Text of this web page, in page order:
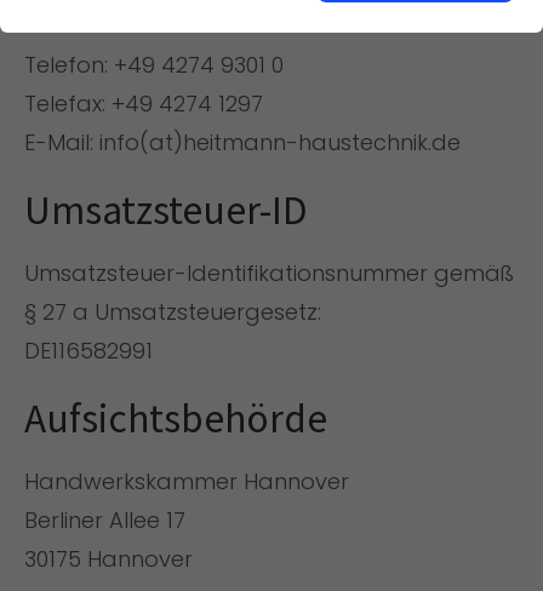
Telefon: +49 4274 9301 0
Telefax: +49 4274 1297
E-Mail: info(at)heitmann-haustechnik.de
Umsatzsteuer-ID
Umsatzsteuer-Identifikationsnummer gemäß
§ 27 a Umsatzsteuergesetz:
DE116582991
Aufsichtsbehörde
Handwerkskammer Hannover
Berliner Allee 17
30175 Hannover